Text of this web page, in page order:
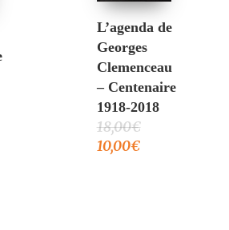
L’agenda de
Georges
Clemenceau
– Centenaire
1918-2018
18,00€
10,00€